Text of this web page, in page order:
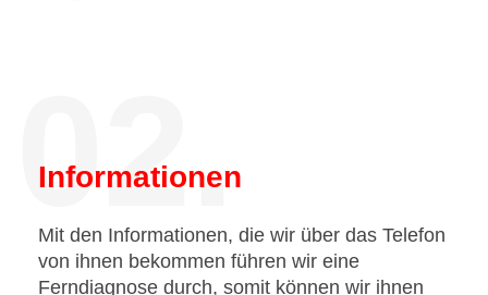
02.
Informationen
Mit den Informationen, die wir über das Telefon
von ihnen bekommen führen wir eine
Ferndiagnose durch, somit können wir ihnen